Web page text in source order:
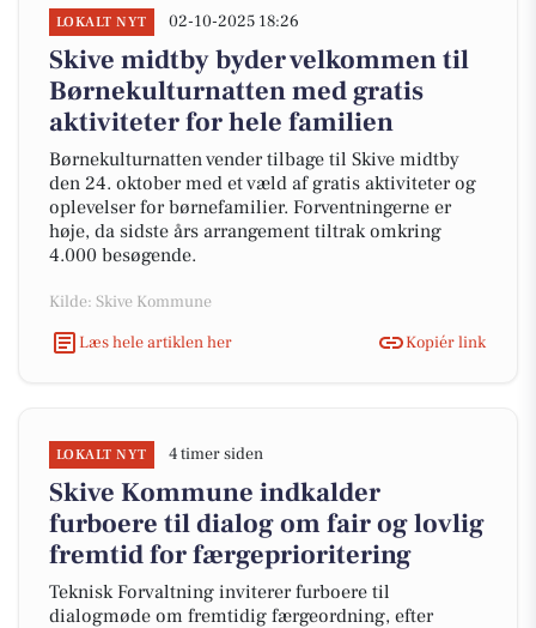
LOKALT NYT 02-10-2025 18:26
Skive midtby byder velkommen til
Børnekulturnatten med gratis
aktiviteter for hele familien
Børnekulturnatten vender tilbage til Skive midtby
den 24. oktober med et væld af gratis aktiviteter og
oplevelser for børnefamilier. Forventningerne er
høje, da sidste års arrangement tiltrak omkring
4.000 besøgende.
Kilde: Skive Kommune
Læs hele artiklen her
Kopiér link
LOKALT NYT 4 timer siden
Skive Kommune indkalder
furboere til dialog om fair og lovlig
fremtid for færgeprioritering
Teknisk Forvaltning inviterer furboere til
dialogmøde om fremtidig færgeordning, efter